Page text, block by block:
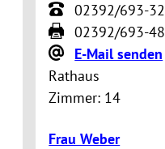
02392/693-32
02392/693-48
E-Mail senden
Rathaus
Zimmer: 14
Frau Weber